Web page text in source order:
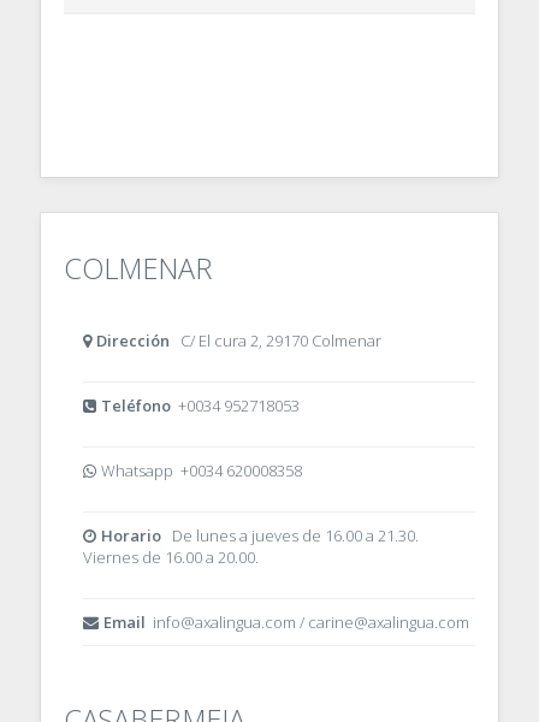
COLMENAR
Dirección C/ El cura 2, 29170 Colmenar
Teléfono+0034 952718053
Whatsapp +0034 620008358
HorarioDe lunes a jueves de 16.00 a 21.30.
Viernes de 16.00 a 20.00.
Email info@axalingua.com / carine@axalingua.com